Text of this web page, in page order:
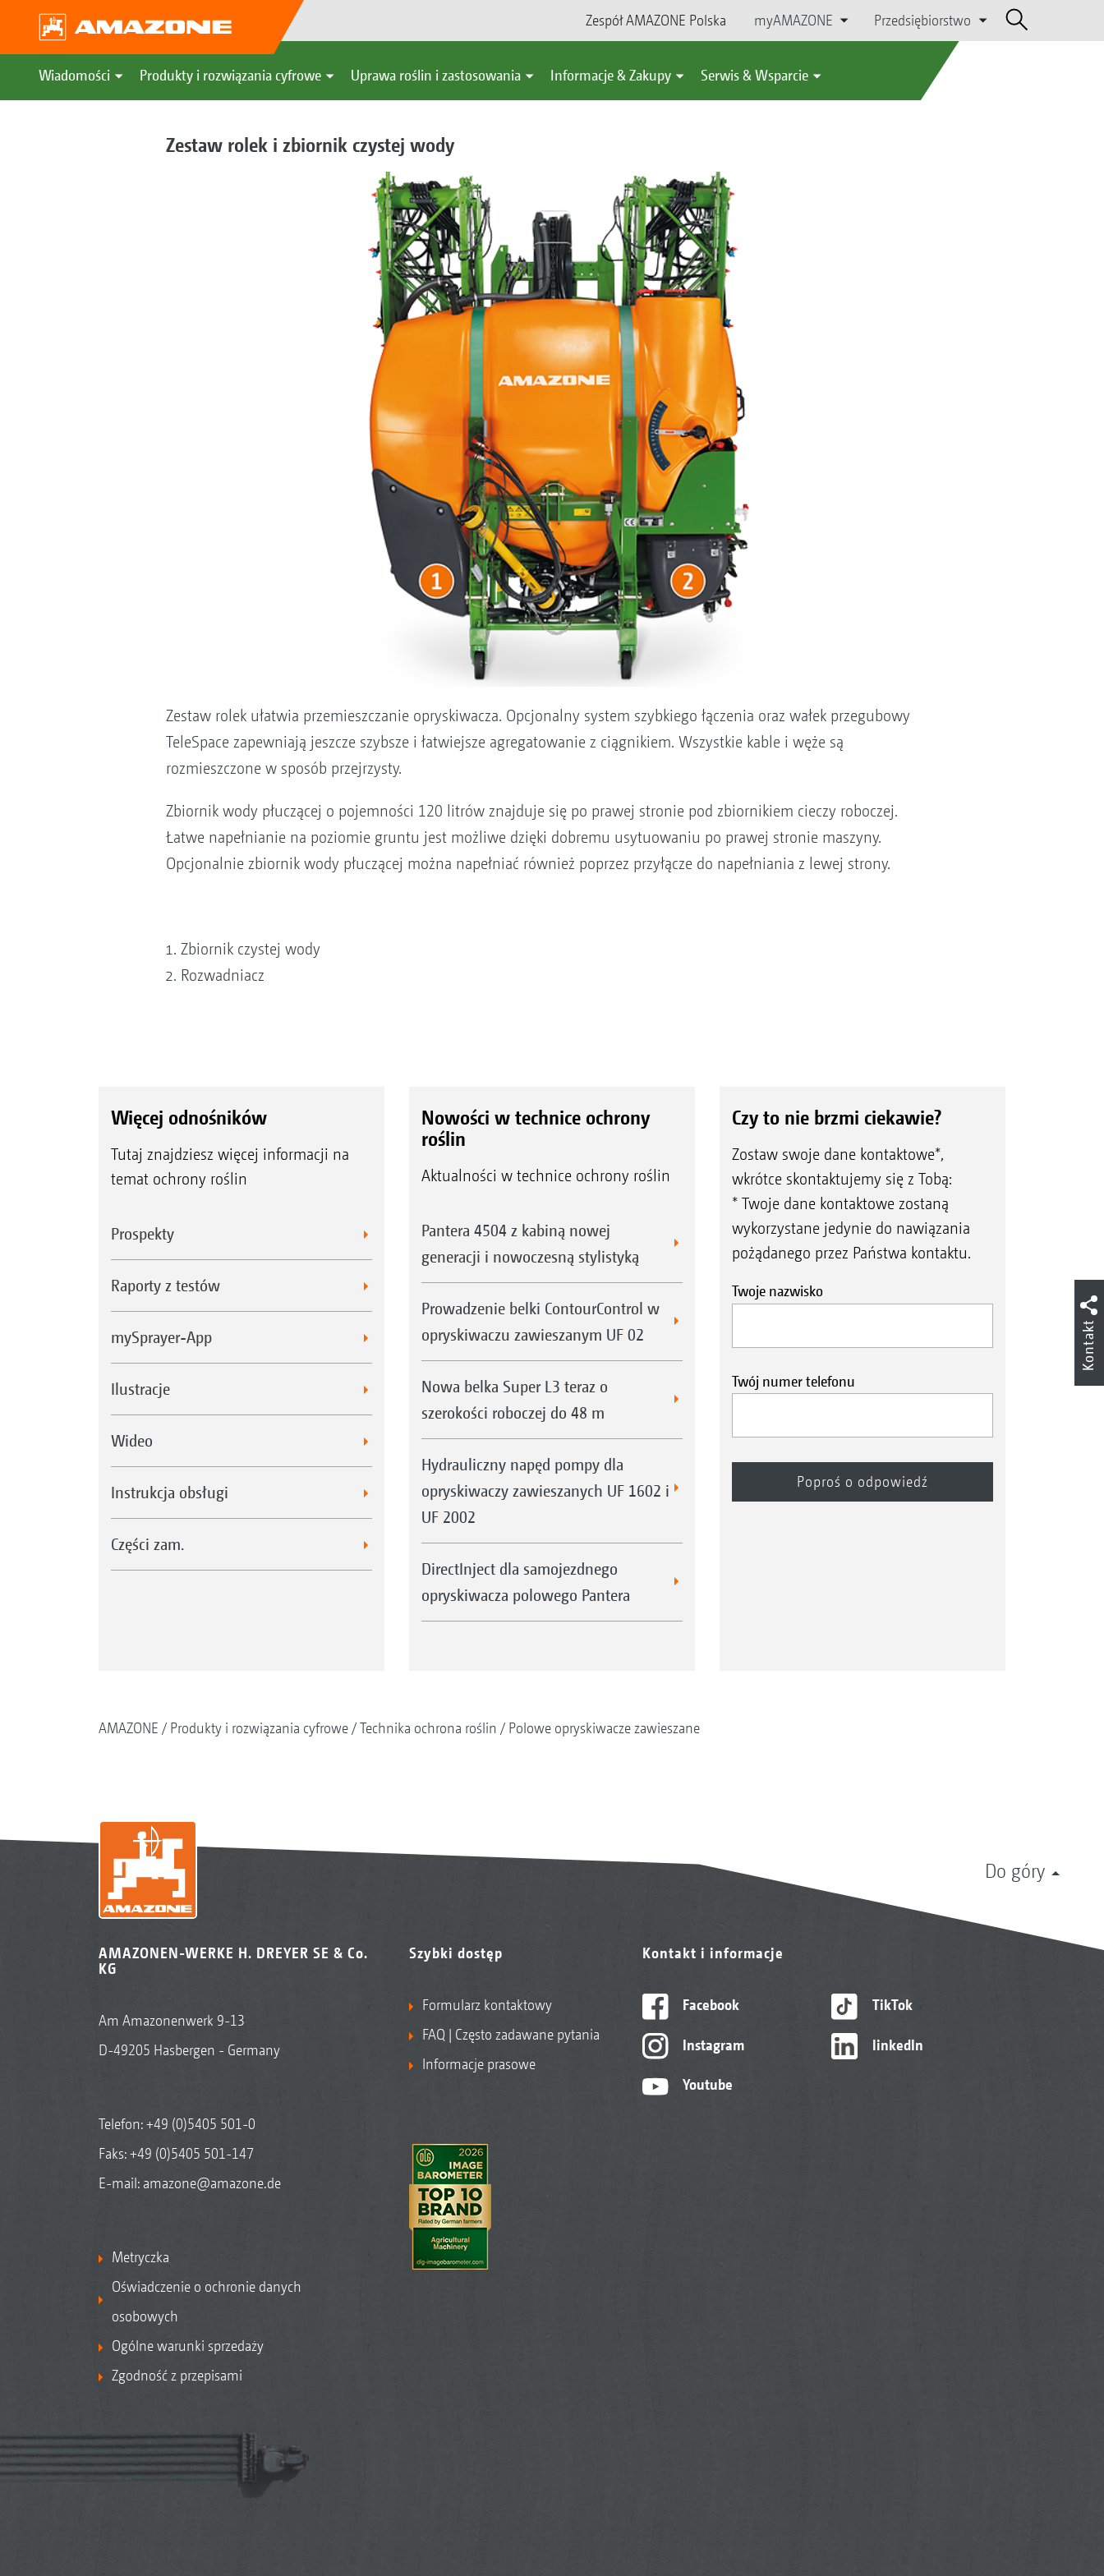
Zespół AMAZONE Polska myAMAZONE Przedsiębiorstwo
Wiadomości Produkty i rozwiązania cyfrowe Uprawa roślin i zastosowania Informacje & Zakupy Serwis & Wsparcie
Zestaw rolek i zbiornik czystej wody
Zestaw rolek ułatwia przemieszczanie opryskiwacza. Opcjonalny system szybkiego łączenia oraz wałek przegubowy
TeleSpace zapewniają jeszcze szybsze i łatwiejsze agregatowanie z ciągnikiem. Wszystkie kable i węże są
rozmieszczone w sposób przejrzysty.
Zbiornik wody płuczącej o pojemności 120 litrów znajduje się po prawej stronie pod zbiornikiem cieczy roboczej.
Łatwe napełnianie na poziomie gruntu jest możliwe dzięki dobremu usytuowaniu po prawej stronie maszyny.
Opcjonalnie zbiornik wody płuczącej można napełniać również poprzez przyłącze do napełniania z lewej strony.
Zbiornik czystej wody
Rozwadniacz
Więcej odnośników
Tutaj znajdziesz więcej informacji na
temat ochrony roślin
Prospekty
Raporty z testów
mySprayer-App
Ilustracje
Wideo
Instrukcja obsługi
Części zam.
Nowości w technice ochrony
roślin
Aktualności w technice ochrony roślin
Pantera 4504 z kabiną nowej
generacji i nowoczesną stylistyką
Prowadzenie belki ContourControl w
opryskiwaczu zawieszanym UF 02
Nowa belka Super L3 teraz o
szerokości roboczej do 48 m
Hydrauliczny napęd pompy dla
opryskiwaczy zawieszanych UF 1602 i
UF 2002
DirectInject dla samojezdnego
opryskiwacza polowego Pantera
Czy to nie brzmi ciekawie?
Zostaw swoje dane kontaktowe*,
wkrótce skontaktujemy się z Tobą:
* Twoje dane kontaktowe zostaną
wykorzystane jedynie do nawiązania
pożądanego przez Państwa kontaktu.
Twoje nazwisko
Twój numer telefonu
AMAZONE Produkty i rozwiązania cyfrowe Technika ochrona roślin Polowe opryskiwacze zawieszane
Do góry
AMAZONEN-WERKE H. DREYER SE & Co.
KG
Am Amazonenwerk 9-13
D-49205 Hasbergen - Germany
Telefon:+49 (0)5405 501-0
Faks: +49 (0)5405 501-147
E-mail: amazone@amazone.de
Metryczka
Oświadczenie o ochronie danych
osobowych
Ogólne warunki sprzedaży
Zgodność z przepisami
Szybki dostęp
Formularz kontaktowy
FAQ | Często zadawane pytania
Informacje prasowe
Kontakt i informacje
Facebook
Instagram
Youtube
TikTok
linkedIn
Kontakt